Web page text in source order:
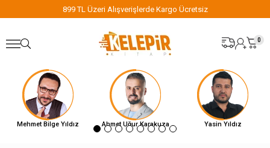
899 TL Üzeri Alışverişlerde Kargo Ücretsiz
0
Mehmet Bilge Yıldız Ahmet Uğur Karakuza Yasin Yıldız